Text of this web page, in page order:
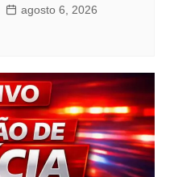
agosto 6, 2026